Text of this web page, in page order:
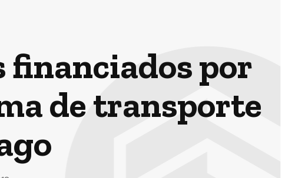
financiados por
de transporte